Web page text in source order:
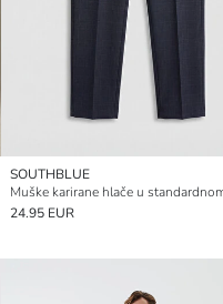
SOUTHBLUE
Muške karirane hlače u
24.95 EUR